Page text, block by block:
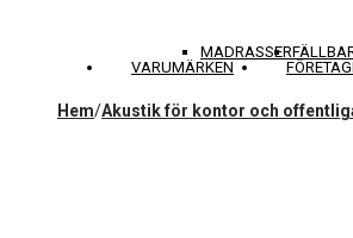
MADRASSER
VARUMÄRKEN
Hem/Akustik för kontor och